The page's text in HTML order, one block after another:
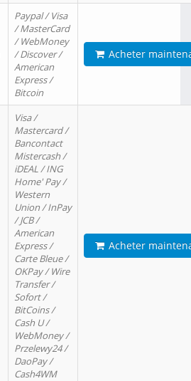
Paypal / Visa
/ MasterCard
/ WebMoney
/ Discover /
American
Express /
Bitcoin
Acheter
Visa /
Mastercard /
Bancontact
Mistercash /
iDEAL / ING
Home' Pay /
Western
Union / InPay
/ JCB /
American
Express /
Carte Bleue /
OKPay / Wire
Transfer /
Sofort /
BitCoins /
Cash U /
WebMoney /
Przelewy24 /
DaoPay /
Cash4WM
Acheter